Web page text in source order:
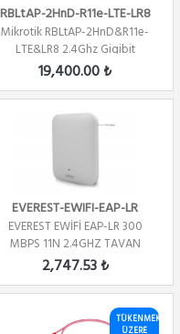
RBLtAP-2HnD-R11e-LTE-LR8
Mikrotik RBLtAP-2HnD&R11e-
LTE&LR8 2.4Ghz Gigibit
Ethernet Portu Lo...
19,400.00 ₺
EVEREST-EWIFI-EAP-LR
EVEREST EWİFİ EAP-LR 300
MBPS 11N 2.4GHZ TAVAN
KABLOSUZ ROUTER ACC...
2,747.53 ₺
TÜKENMEK